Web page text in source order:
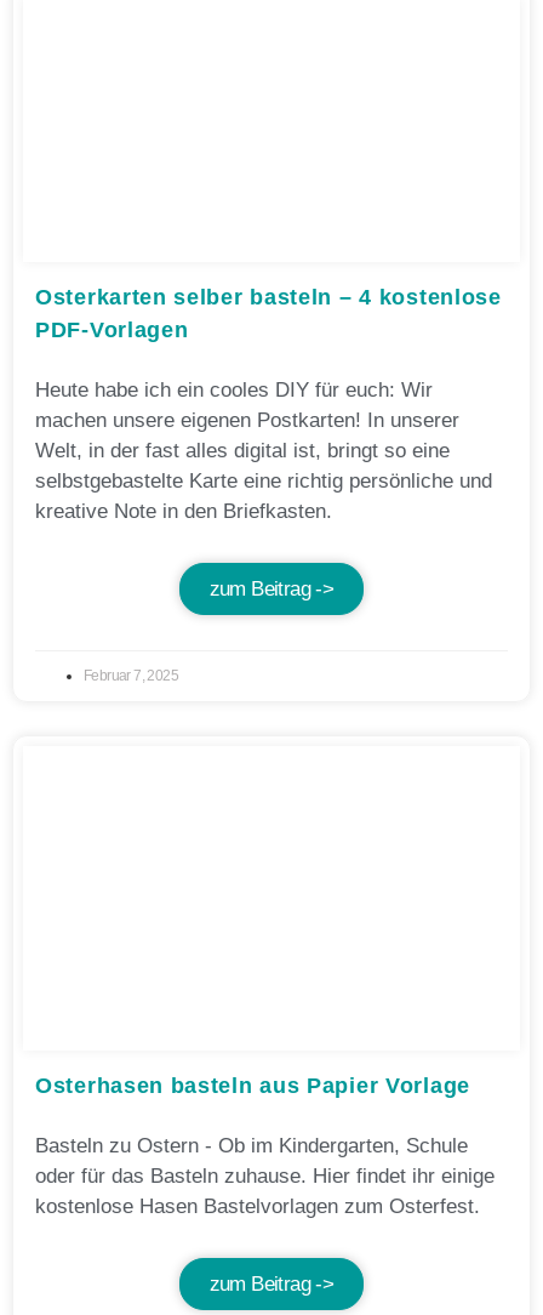
Osterkarten selber basteln – 4 kostenlose
PDF-Vorlagen
Heute habe ich ein cooles DIY für euch: Wir
machen unsere eigenen Postkarten! In unserer
Welt, in der fast alles digital ist, bringt so eine
selbstgebastelte Karte eine richtig persönliche und
kreative Note in den Briefkasten.
zum Beitrag ->
Februar 7, 2025
Osterhasen basteln aus Papier Vorlage
Basteln zu Ostern - Ob im Kindergarten, Schule
oder für das Basteln zuhause. Hier findet ihr einige
kostenlose Hasen Bastelvorlagen zum Osterfest.
zum Beitrag ->